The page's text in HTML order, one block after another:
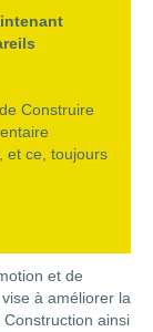
Construire
et ce, toujours
et de
vise à améliorer la
ainsi